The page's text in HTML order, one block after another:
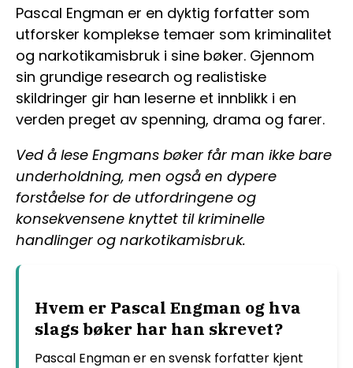
Pascal Engman er en dyktig forfatter som
utforsker komplekse temaer som kriminalitet
og narkotikamisbruk i sine bøker. Gjennom
sin grundige research og realistiske
skildringer gir han leserne et innblikk i en
verden preget av spenning, drama og farer.
Ved å lese Engmans bøker får man ikke bare
underholdning, men også en dypere
forståelse for de utfordringene og
konsekvensene knyttet til kriminelle
handlinger og narkotikamisbruk.
Hvem er Pascal Engman og hva
slags bøker har han skrevet?
Pascal Engman er en svensk forfatter kjent